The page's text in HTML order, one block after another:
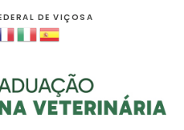
DE VIÇOSA